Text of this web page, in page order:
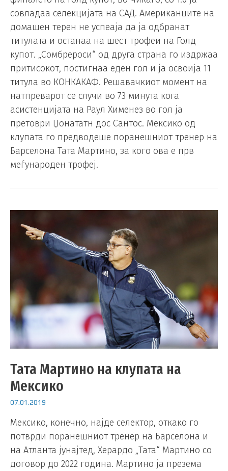
совладаа селекцијата на САД. Американците на
домашен терен не успеаја да ја одбранат
титулата и останаа на шест трофеи на Голд
купот. „Сомбрероси“ од друга страна го издржаа
притисокот, постигнаа еден гол и ја освоија 11
титула во КОНКАКАФ. Решавачкиот момент на
натпреварот се случи во 73 минута кога
асистенцијата на Раул Хименез во гол ја
претоври Џонататн дос Сантос. Мексико од
клупата го предводеше поранешниот тренер на
Барселона Тата Мартино, за кого ова е прв
меѓународен трофеј.
Тата Мартино на клупата на
Мексико
07.01.2019
Мексико, конечно, најде селектор, откако го
потврди поранешниот тренер на Барселона и
на Атланта јунајтед, Херардо „Тата“ Мартино со
договор до 2022 година. Мартино ја презема